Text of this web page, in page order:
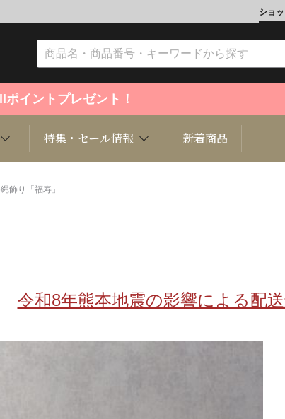
ショ
ポイントプレゼント！
特集・セール情報 新着商品
飾り「福寿」
令和8年熊本地震の影響による配